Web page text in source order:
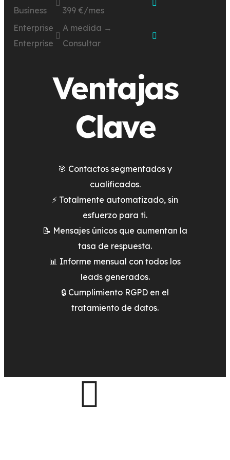
Business
399 €/mes
Enterprise
Enterprise
A medida →
Consultar
Ventajas
Clave
🎯 Contactos segmentados y
cualificados.
⚡ Totalmente automatizado, sin
esfuerzo para ti.
📝 Mensajes únicos que aumentan la
tasa de respuesta.
📊 Informe mensual con todos los
leads generados.
🔒 Cumplimiento RGPD en el
tratamiento de datos.